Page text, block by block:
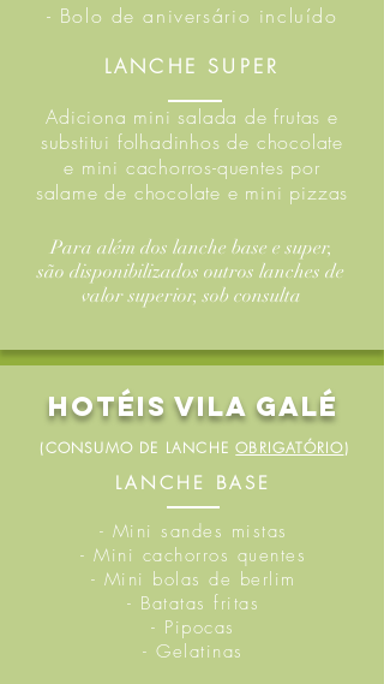
- Bolo de aniversário incluído
LANCHE SUPER
Adiciona mini salada de frutas e
substitui folhadinhos de chocolate
e mini cachorros-quentes por
salame de chocolate e mini pizzas
Para além dos lanche base e super,
são disponibilizados outros lanches de
valor superior, sob consulta
Hotéis Vila Galé
(CONSUMO DE LANCHEOBRIGATÓRIO)
LANCHE BASE
- Mini sandes mistas
- Mini cachorros quentes
- Mini bolas de berlim
- Batatas fritas
- Pipocas
- Gelatinas